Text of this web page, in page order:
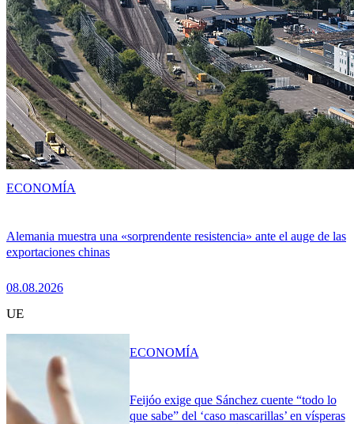
Alemania muestra una «sorprendente resistencia» ante el auge de las
exportaciones chinas
08.08.2026
ECONOMÍA
UE
Feijóo exige que Sánchez cuente “todo lo
que sabe” del ‘caso mascarillas’ en vísperas
ECONOMÍA